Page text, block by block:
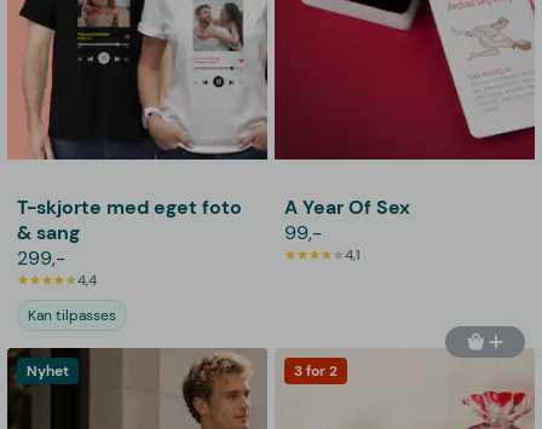
T-skjorte med eget foto
& sang
299,-
4,4
Kan tilpasses
A Year Of Sex
99,-
4,1
Nyhet 3 for 2